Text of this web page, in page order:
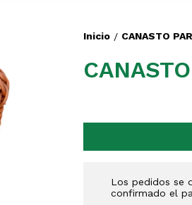
Inicio / CANASTO
Los pedidos se
confirmado el